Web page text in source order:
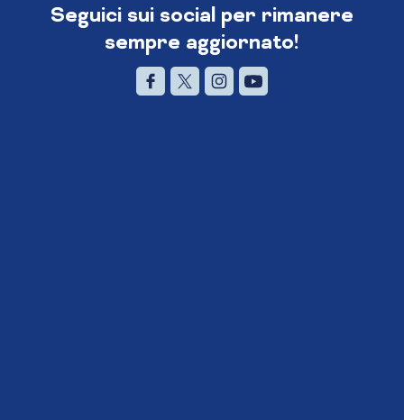
Seguici sui social per rimanere
sempre aggiornato!